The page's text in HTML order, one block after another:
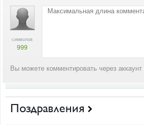
символов
999
Вы можете комментировать через аккаунт
Поздравления